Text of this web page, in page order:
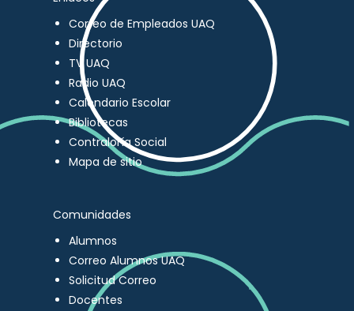
Correo de Empleados UAQ
Directorio
TV UAQ
Radio UAQ
Calendario Escolar
Bibliotecas
Contraloría Social
Mapa de sitio
Comunidades
Alumnos
Correo Alumnos UAQ
Solicitud Correo
Docentes